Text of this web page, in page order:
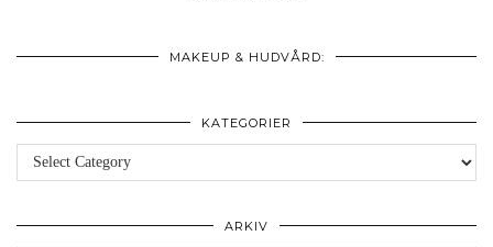
MAKEUP & HUDVÅRD:
KATEGORIER
Kategorier
ARKIV